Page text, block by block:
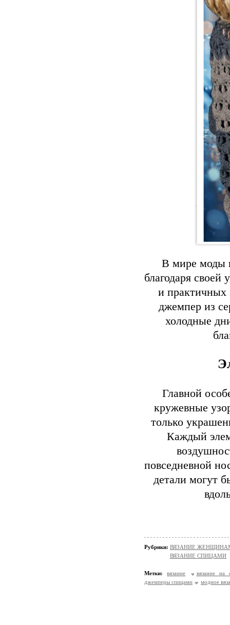
В мире моды
благодаря
и практичных
джемпер из
холодные
Главной
кружевные
только
Каждый
повседневной
детали могут
Рубрики: ВЯЗАНИЕ ЖЕНЩИНАМ/
ВЯЗАНИЕ СПИЦАМИ
Метки: вязание
вязание на
джемперы спицами
модное